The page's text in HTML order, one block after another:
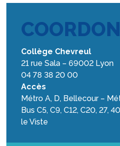
Collège Chevreul
21 rue Sala – 69002 Lyon
04 78 38 20 00
Accès
Métro A, D, Bellecour –
Bus C5, C9, C12, C20, 27,
le Viste